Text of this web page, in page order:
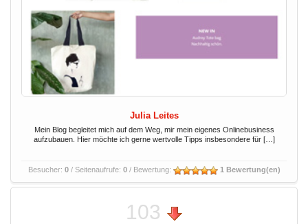
Julia Leites
Mein Blog begleitet mich auf dem Weg, mir mein eigenes Onlinebusiness
aufzubauen. Hier möchte ich gerne wertvolle Tipps insbesondere für […]
Besucher: 0/ Seitenaufrufe: 0/ Bewertung: 1 Bewertung(en)
103